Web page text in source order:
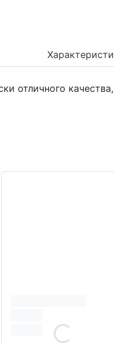
отличного